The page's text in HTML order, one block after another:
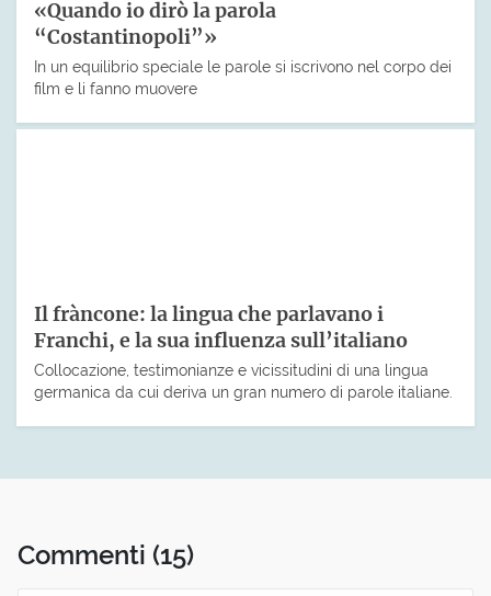
«Quando io dirò la parola
“Costantinopoli”»
In un equilibrio speciale le parole si iscrivono nel corpo dei
film e li fanno muovere
Il fràncone: la lingua che parlavano i
Franchi, e la sua influenza sull’italiano
Collocazione, testimonianze e vicissitudini di una lingua
germanica da cui deriva un gran numero di parole italiane.
Commenti (15)